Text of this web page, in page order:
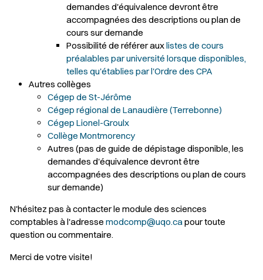
demandes d'équivalence devront être
accompagnées des descriptions ou plan de
cours sur demande
Possibilité de référer auxlistes de cours
préalables par université lorsque disponibles,
telles qu'établies par l'Ordre des CPA
Autres collèges
Cégep de St-Jérôme
Cégep régional de Lanaudière (Terrebonne)
Cégep Lionel-Groulx
Collège Montmorency
Autres (pas de guide de dépistage disponible, les
demandes d'équivalence devront être
accompagnées des descriptions ou plan de cours
sur demande)
N'hésitez pas à contacter le module des sciences
comptables à l'adresse modcomp@uqo.capour toute
question ou commentaire.
Merci de votre visite!